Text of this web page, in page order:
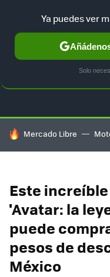
GUÍA DE
HOY SE HABLA DE
Mercado Libre
Este increíble
'Avatar: la
puede
pesos de
México
Ya puedes ver
Solo